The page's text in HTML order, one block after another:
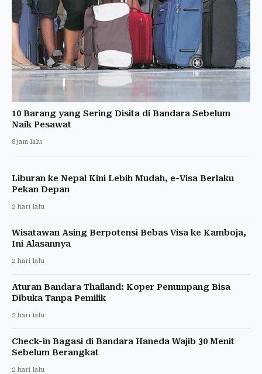
10 Barang yang Sering Disita di Bandara Sebelum
Naik Pesawat
8 jam lalu
Liburan ke Nepal Kini Lebih Mudah, e-Visa Berlaku
Pekan Depan
2 hari lalu
Wisatawan Asing Berpotensi Bebas Visa ke Kamboja,
Ini Alasannya
2 hari lalu
Aturan Bandara Thailand: Koper Penumpang Bisa
Dibuka Tanpa Pemilik
2 hari lalu
Check-in Bagasi di Bandara Haneda Wajib 30 Menit
Sebelum Berangkat
2 hari lalu